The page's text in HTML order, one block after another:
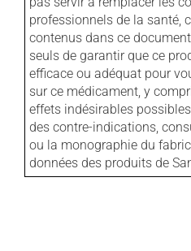
professionnels de la santé,
contenus dans ce
seuls de garantir que ce
efficace ou adéquat pour
sur ce médicament, y
effets indésirables
des contre-indications,
ou la monographie du
données des produits de